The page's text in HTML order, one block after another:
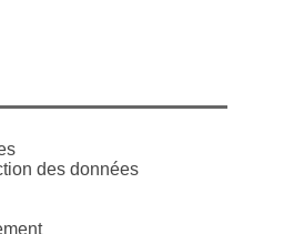
des données